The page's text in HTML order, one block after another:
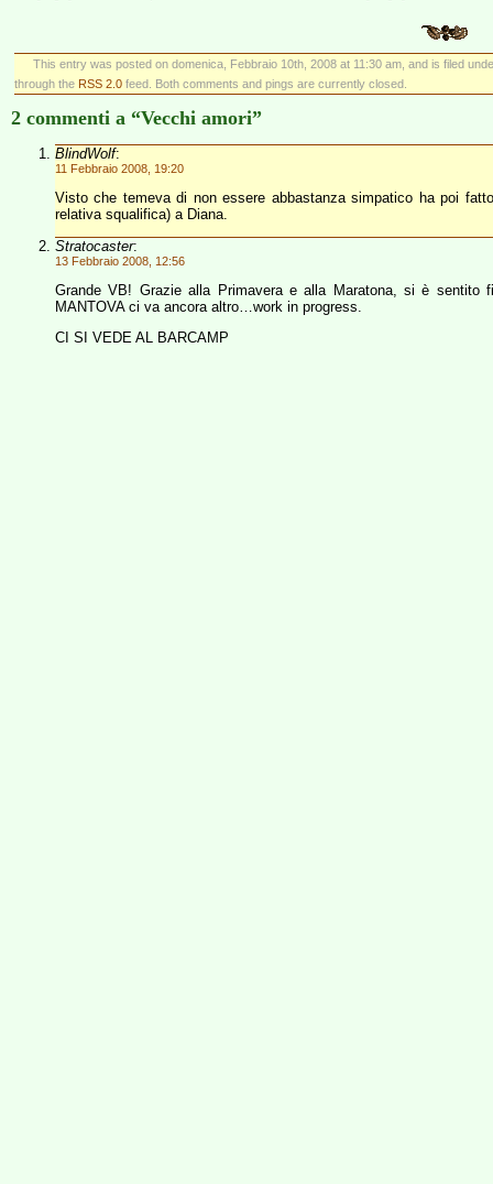
This entry was posted on domenica, Febbraio 10th, 2008 at 11:30 am, and is filed
through the RSS 2.0 feed. Both comments and pings are currently closed.
2 commenti a “Vecchi amori”
BlindWolf:
11 Febbraio 2008, 19:20
Visto che temeva di non essere abbastanza simpatico ha poi
relativa squalifica) a Diana.
Stratocaster:
13 Febbraio 2008, 12:56
Grande VB! Grazie alla Primavera e alla Maratona, si è
MANTOVA ci va ancora altro…work in progress.
CI SI VEDE AL BARCAMP